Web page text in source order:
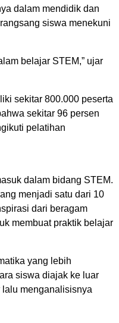
dalam mendidik dan
siswa menekuni
belajar STEM,” ujar
sekitar 800.000 peserta
sekitar 96 persen
pelatihan
dalam bidang STEM.
menjadi satu dari 10
dari beragam
membuat praktik belajar
yang lebih
siswa diajak ke luar
menganalisisnya